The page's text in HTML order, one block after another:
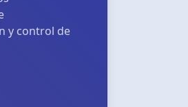
y control de